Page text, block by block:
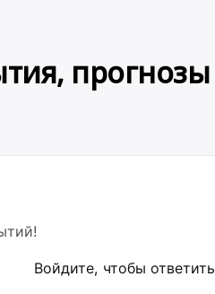
прогнозы
Войдите, чтобы ответить